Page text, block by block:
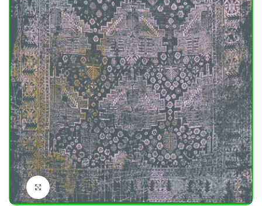
Click to enlarge